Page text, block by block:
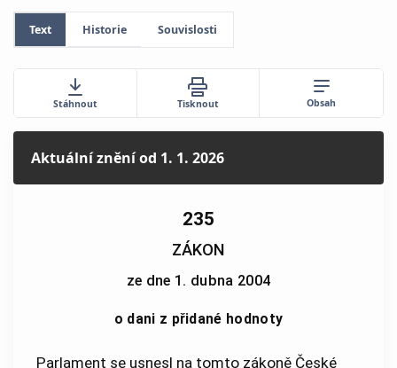
Text Historie Souvislosti
Stáhnout Tisknout Obsah
Aktuální zněníod 1. 1. 2026
235
ZÁKON
ze dne 1. dubna 2004
o dani z přidané hodnoty
Parlament se usnesl na tomto zákoně České